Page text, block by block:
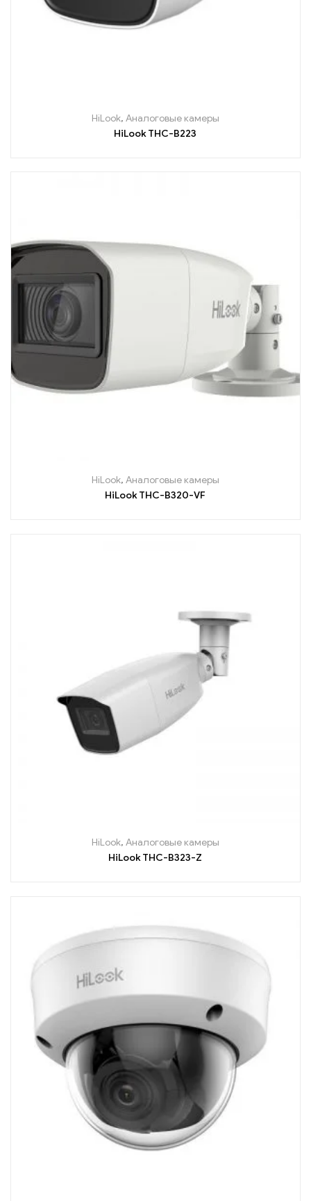
HiLook, Аналоговые камеры
HiLook THC-B223
HiLook, Аналоговые камеры
HiLook THC-B320-VF
HiLook, Аналоговые камеры
HiLook THC-B323-Z